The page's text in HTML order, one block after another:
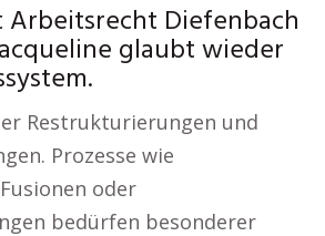
Arbeitsrecht Diefenbach
glaubt wieder
Restrukturierungen und
Prozesse wie
oder
bedürfen besonderer